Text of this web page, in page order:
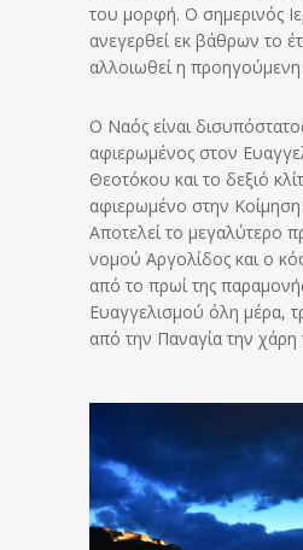
του μορφή. Ο σημερινός
ανεγερθεί εκ βάθρων το
αλλοιωθεί η
Ο Ναός είναι
αφιερωμένος στον
Θεοτόκου και το δεξιό
αφιερωμένο στην
Αποτελεί το μεγαλύτερο
νομού Αργολίδος και ο
από το πρωί της
Ευαγγελισμού όλη μέρα,
από την Παναγία την χάρη